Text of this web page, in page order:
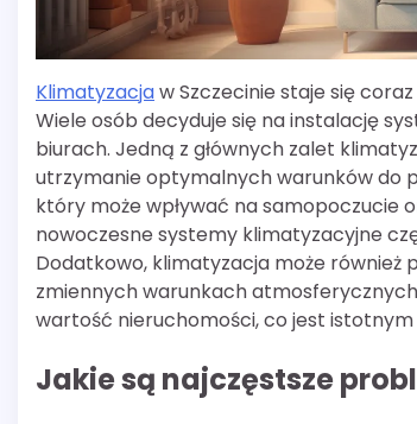
Klimatyzacjaw Szczecinie staje się
Wiele osób decyduje się na instalację
biurach. Jedną z głównych zalet
utrzymanie optymalnych warunków do
który może wpływać na samopoczucie
nowoczesne systemy klimatyzacyjne
Dodatkowo, klimatyzacja może
zmiennych warunkach
wartość nieruchomości, co jest istotnym
Jakie są najczęstsze